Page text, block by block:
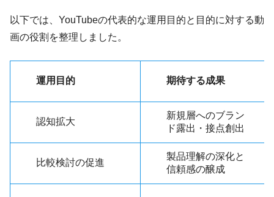
以下では、YouTubeの代表的な運用目的と目的に対する動
画の役割を整理しました。
運用目的 期待する成果
認知拡大
新規層へのブラン
ド露出・接点創出
比較検討の促進
製品理解の深化と
信頼感の醸成